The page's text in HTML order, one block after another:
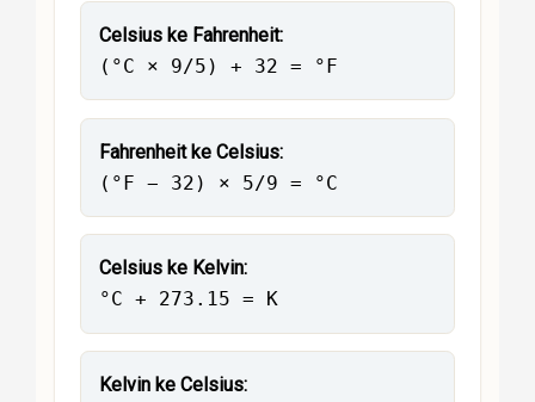
Celsius ke Fahrenheit:
(°C × 9/5) + 32 = °F
Fahrenheit ke Celsius:
(°F − 32) × 5/9 = °C
Celsius ke Kelvin:
°C + 273.15 = K
Kelvin ke Celsius: